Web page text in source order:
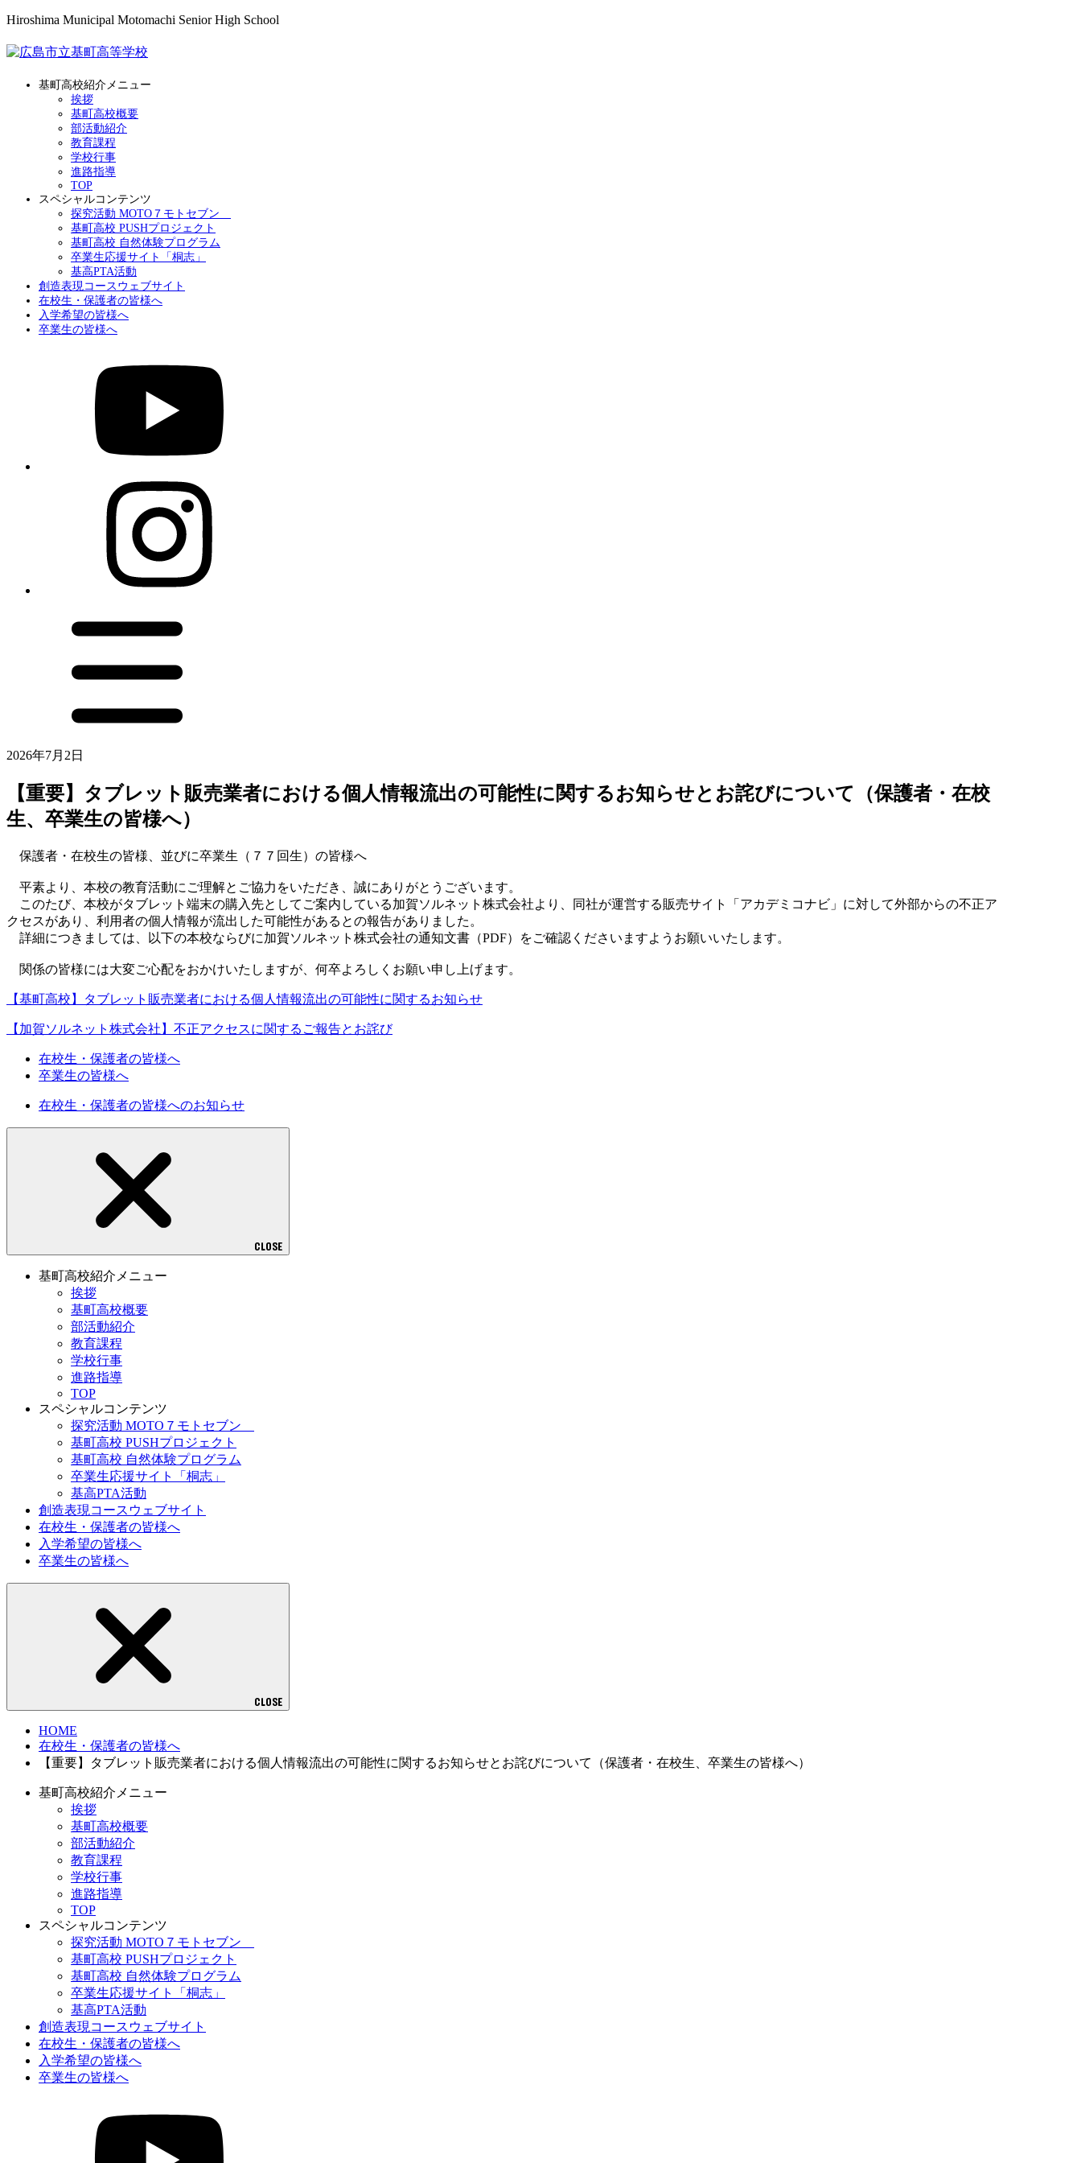
Hiroshima Municipal Motomachi Senior High School
基町高校紹介メニュー
挨拶
基町高校概要
部活動紹介
教育課程
学校行事
進路指導
TOP
スペシャルコンテンツ
探究活動 MOTO７モトセブン
基町高校 PUSHプロジェクト
基町高校 自然体験プログラム
卒業生応援サイト「桐志」
基高PTA活動
創造表現コースウェブサイト
在校生・保護者の皆様へ
入学希望の皆様へ
卒業生の皆様へ
2026年7月2日
【重要】タブレット販売業者における個人情報流出の可能性に関するお知らせとお詫びについて（保護者・在校
生、卒業生の皆様へ）
保護者・在校生の皆様、並びに卒業生（７７回生）の皆様へ
平素より、本校の教育活動にご理解とご協力をいただき、誠にありがとうございます。
このたび、本校がタブレット端末の購入先としてご案内している加賀ソルネット株式会社より、同社が運営する販売サイト「アカデミコナビ」に対して外部からの不正ア
クセスがあり、利用者の個人情報が流出した可能性があるとの報告がありました。
詳細につきましては、以下の本校ならびに加賀ソルネット株式会社の通知文書（PDF）をご確認くださいますようお願いいたします。
関係の皆様には大変ご心配をおかけいたしますが、何卒よろしくお願い申し上げます。
【基町高校】タブレット販売業者における個人情報流出の可能性に関するお知らせ
【加賀ソルネット株式会社】不正アクセスに関するご報告とお詫び
在校生・保護者の皆様へ
卒業生の皆様へ
在校生・保護者の皆様へのお知らせ
CLOSE
基町高校紹介メニュー
挨拶
基町高校概要
部活動紹介
教育課程
学校行事
進路指導
TOP
スペシャルコンテンツ
探究活動 MOTO７モトセブン
基町高校 PUSHプロジェクト
基町高校 自然体験プログラム
卒業生応援サイト「桐志」
基高PTA活動
創造表現コースウェブサイト
在校生・保護者の皆様へ
入学希望の皆様へ
卒業生の皆様へ
CLOSE
HOME
在校生・保護者の皆様へ
【重要】タブレット販売業者における個人情報流出の可能性に関するお知らせとお詫びについて（保護者・在校生、卒業生の皆様へ）
基町高校紹介メニュー
挨拶
基町高校概要
部活動紹介
教育課程
学校行事
進路指導
TOP
スペシャルコンテンツ
探究活動 MOTO７モトセブン
基町高校 PUSHプロジェクト
基町高校 自然体験プログラム
卒業生応援サイト「桐志」
基高PTA活動
創造表現コースウェブサイト
在校生・保護者の皆様へ
入学希望の皆様へ
卒業生の皆様へ